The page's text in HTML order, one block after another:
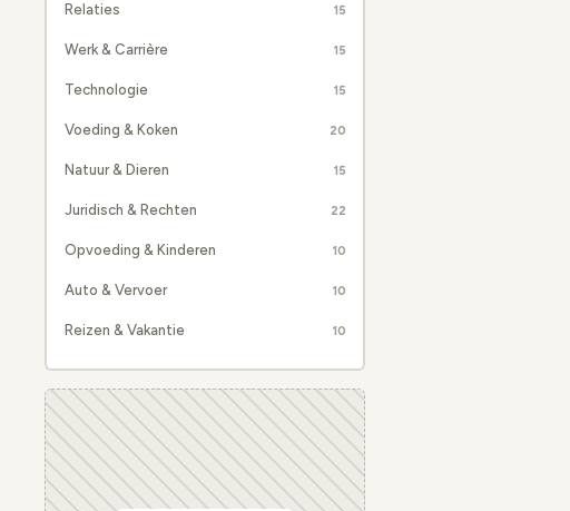
Relaties 15
Werk & Carrière 15
Technologie 15
Voeding & Koken 20
Natuur & Dieren 15
Juridisch & Rechten 22
Opvoeding & Kinderen 10
Auto & Vervoer 10
Reizen & Vakantie 10